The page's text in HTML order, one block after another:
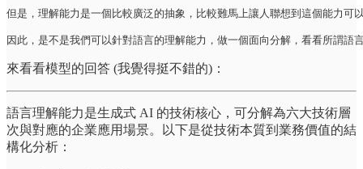
但是，理解能力是一個比較廣泛的抽象，比較難馬上讓人聯想到這個能力可
因此，是不是我們可以針對語言的理解能力，做一個面向分解，看看所謂
來看看模型的回答 (我覺得挺不錯的)：
語言理解能力是生成式 AI 的技術核心，可分解為六大技術層
次與對應的企業應用場景。以下是從技術本質到業務價值的結
構化分析：